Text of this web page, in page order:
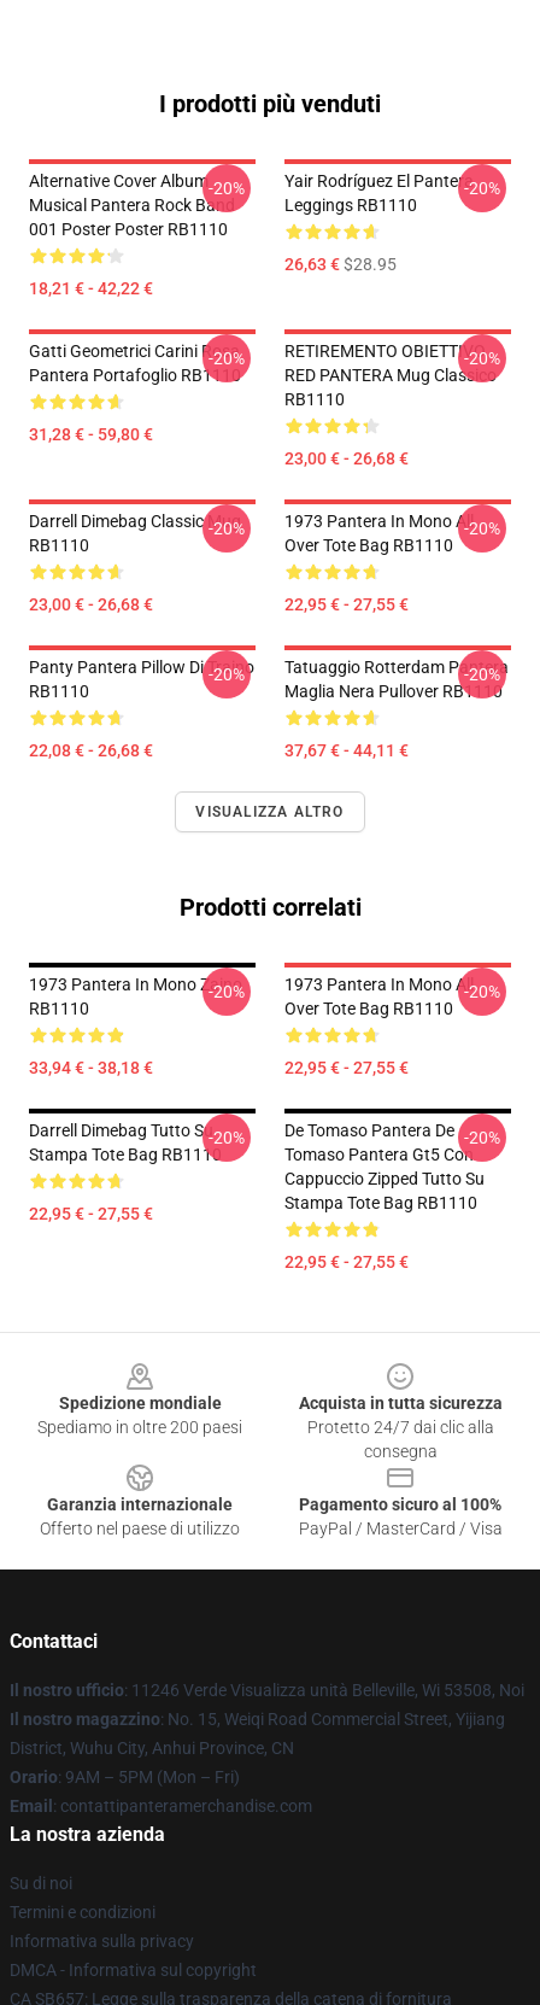
I prodotti più venduti
Alternative Cover Album
Musical Pantera Rock Band
001 Poster Poster RB1110
18,21 € - 42,22 €
-20%
Yair Rodríguez El Pantera
Leggings RB1110
26,63 €$28.95
-20%
Gatti Geometrici Carini Rosa
Pantera Portafoglio RB1110
31,28 € - 59,80 €
-20%
RETIREMENTO OBIETTIVO
RED PANTERA Mug Classico
RB1110
23,00 € - 26,68 €
-20%
Darrell Dimebag Classic Mug
RB1110
23,00 € - 26,68 €
-20%
1973 Pantera In Mono All
Over Tote Bag RB1110
22,95 € - 27,55 €
-20%
Panty Pantera Pillow Di Traino
RB1110
22,08 € - 26,68 €
-20%
Tatuaggio Rotterdam Pantera
Maglia Nera Pullover RB1110
37,67 € - 44,11 €
-20%
VISUALIZZA ALTRO
Prodotti correlati
1973 Pantera In Mono Zaino
RB1110
33,94 € - 38,18 €
-20%
1973 Pantera In Mono All
Over Tote Bag RB1110
22,95 € - 27,55 €
-20%
Darrell Dimebag Tutto Su
Stampa Tote Bag RB1110
22,95 € - 27,55 €
-20%
De Tomaso Pantera De
Tomaso Pantera Gt5 Con
Cappuccio Zipped Tutto Su
Stampa Tote Bag RB1110
22,95 € - 27,55 €
-20%
Spedizione mondiale
Spediamo in oltre 200 paesi
Acquista in tutta sicurezza
Protetto 24/7 dai clic alla
consegna
Garanzia internazionale
Offerto nel paese di utilizzo
Pagamento sicuro al 100%
PayPal / MasterCard / Visa
Contattaci
Il nostro ufficio: 11246 Verde Visualizza unità Belleville, Wi 53508, Noi
Il nostro magazzino: No. 15, Weiqi Road Commercial Street, Yijiang
District, Wuhu City, Anhui Province, CN
Orario: 9AM – 5PM (Mon – Fri)
Email : contattipanteramerchandise.com
La nostra azienda
Su di noi
Termini e condizioni
Informativa sulla privacy
DMCA - Informativa sul copyright
CA SB657: Legge sulla trasparenza della catena di fornitura